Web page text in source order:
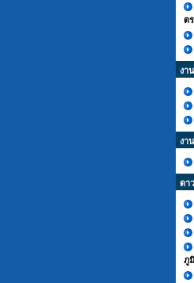
ต
งา
งา
ดา
ภู